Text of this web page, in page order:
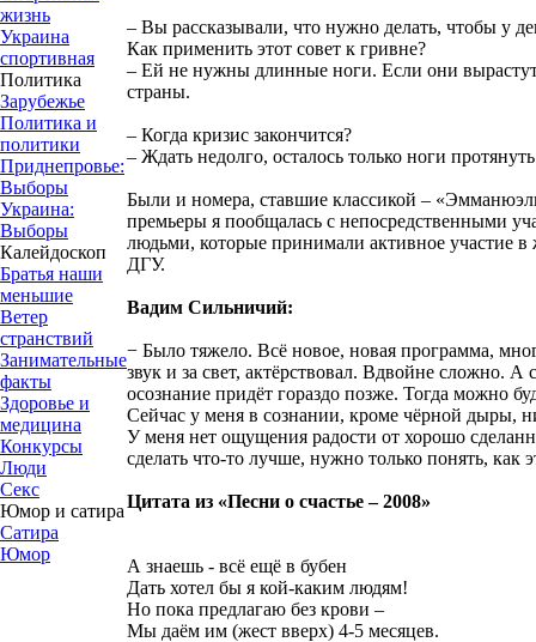
жизнь
Украина
спортивная
Политика
Зарубежье
Политика и
политики
Приднепровье:
Выборы
Украина:
Выборы
Калейдоскоп
Братья наши
меньшие
Ветер
странствий
Занимательные
факты
Здоровье и
медицина
Конкурсы
Люди
Секс
Юмор и сатира
Сатира
Юмор
– Вы рассказывали, что нужно делать, чтобы у
Как применить этот совет к гривне?
– Ей не нужны длинные ноги. Если они
страны.
– Когда кризис закончится?
– Ждать недолго, осталось только ноги
Были и номера, ставшие классикой –
премьеры я пообщалась с непосредственными
людьми, которые принимали активное участие
ДГУ.
Вадим Сильничий:
− Было тяжело. Всё новое, новая программа,
звук и за свет, актёрствовал. Вдвойне сложно.
осознание придёт гораздо позже. Тогда можно
Сейчас у меня в сознании, кроме чёрной дыры,
У меня нет ощущения радости от хорошо
сделать что-то лучше, нужно только понять, как
Цитата из «Песни о счастье – 2008»
А знаешь - всё ещё в бубен
Дать хотел бы я кой-каким людям!
Но пока предлагаю без крови –
Мы даём им (жест вверх) 4-5 месяцев.